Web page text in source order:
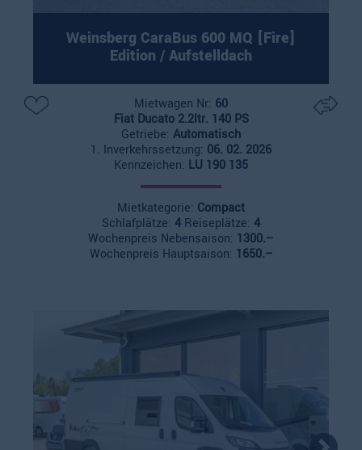
Weinsberg CaraBus 600 MQ [Fire]
Edition / Aufstelldach
Mietwagen Nr: 60
Fiat Ducato 2.2ltr. 140 PS
Getriebe: Automatisch
1. Inverkehrssetzung: 06. 02. 2026
Kennzeichen: LU 190 135
Mietkategorie: Compact
Schlafplätze: 4 Reiseplätze: 4
Wochenpreis Nebensaison: 1300.–
Wochenpreis Hauptsaison: 1650.–